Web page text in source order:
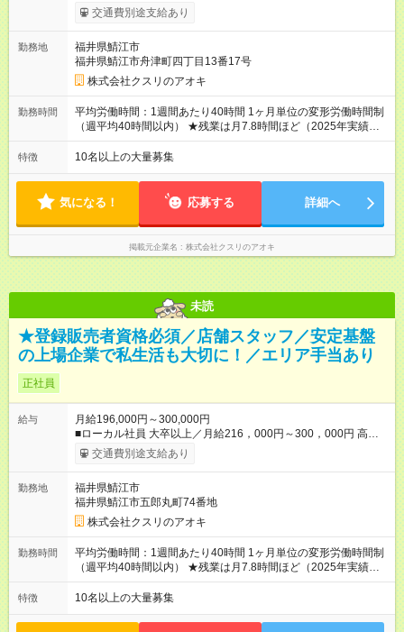
以上／月給196，000円～300，000円 ★エリア手当（石川県、
富山県、福井県、岐阜県、群馬県、茨城県 月1万円）を会社規
録販売者資格保持者への月1万円支給を含む（実務経験がない方
にも同額を支給） ※ただし、短時間勤務・早番固定社員は当社
規定に従い額が変動 ＝＝＝＝＝＝＝＝＝＝＝＝＝＝ ★職務給制
度で実力次第で収入アップ！ 職務内容に応じて給与が支払わ
れ、昇格試験なく役職に就いた時点で年収がUPする制度です。
約4割の社員が入社3年目で店長に就いています。 昇格すると、
＝＝＝ 【試用期間】試用期間なし
交通費別途支給あり
勤務地
福井県鯖江市
福井県鯖江市舟津町四丁目13番17号
株式会社クスリのアオキ
勤務時間
平均労働時間：1週間あたり40時間 1ヶ月単位の変形労働時間制
（週平均40時間以内） ★残業は月7.8時間ほど（2025年実績）
＜店舗の基本営業時間＞ 9時～22時 ※勤務時間は店舗により異
なります。 ＜シフト例＞ 早番：8時00分～17時00分 中番：11
1ヶ月単位の変形労働時間制（週平均40時間以内） ★残業は月
7.8時間ほど（2025年実績） ＜店舗の基本営業時間＞ 9時～22
時 ※勤務時間は店舗により異なります。 ＜シフト例＞ 早番：8
時00分～17時00分 中番：11時～20時 遅番：13時～22時
特徴 10名以上の大量募集
気になる！ 応募する 詳細へ
掲載元企業名 株式会社クスリのアオキ
未読
★登録販売者資格必須／店舗スタッフ／安定基盤
の上場企業で私生活も大切に！／エリア手当あり
正社員
給与
月給196,000円～300,000円
■ローカル社員 大卒以上／月給216，000円～300，000円 高卒
以上／月給196，000円～300，000円 ★エリア手当（石川県、
富山県、福井県、岐阜県、群馬県、茨城県 月1万円）を会社規
録販売者資格保持者への月1万円支給を含む（実務経験がない方
にも同額を支給） ※ただし、短時間勤務・早番固定社員は当社
規定に従い額が変動 ＝＝＝＝＝＝＝＝＝＝＝＝＝＝ ★職務給制
度で実力次第で収入アップ！ 職務内容に応じて給与が支払わ
れ、昇格試験なく役職に就いた時点で年収がUPする制度です。
約4割の社員が入社3年目で店長に就いています。 昇格すると、
＝＝＝ 【試用期間】試用期間なし
交通費別途支給あり
勤務地
福井県鯖江市
福井県鯖江市五郎丸町74番地
株式会社クスリのアオキ
勤務時間
平均労働時間：1週間あたり40時間 1ヶ月単位の変形労働時間制
（週平均40時間以内） ★残業は月7.8時間ほど（2025年実績）
＜店舗の基本営業時間＞ 9時～22時 ※勤務時間は店舗により異
なります。 ＜シフト例＞ 早番：8時00分～17時00分 中番：11
1ヶ月単位の変形労働時間制（週平均40時間以内） ★残業は月
特徴 10名以上の大量募集